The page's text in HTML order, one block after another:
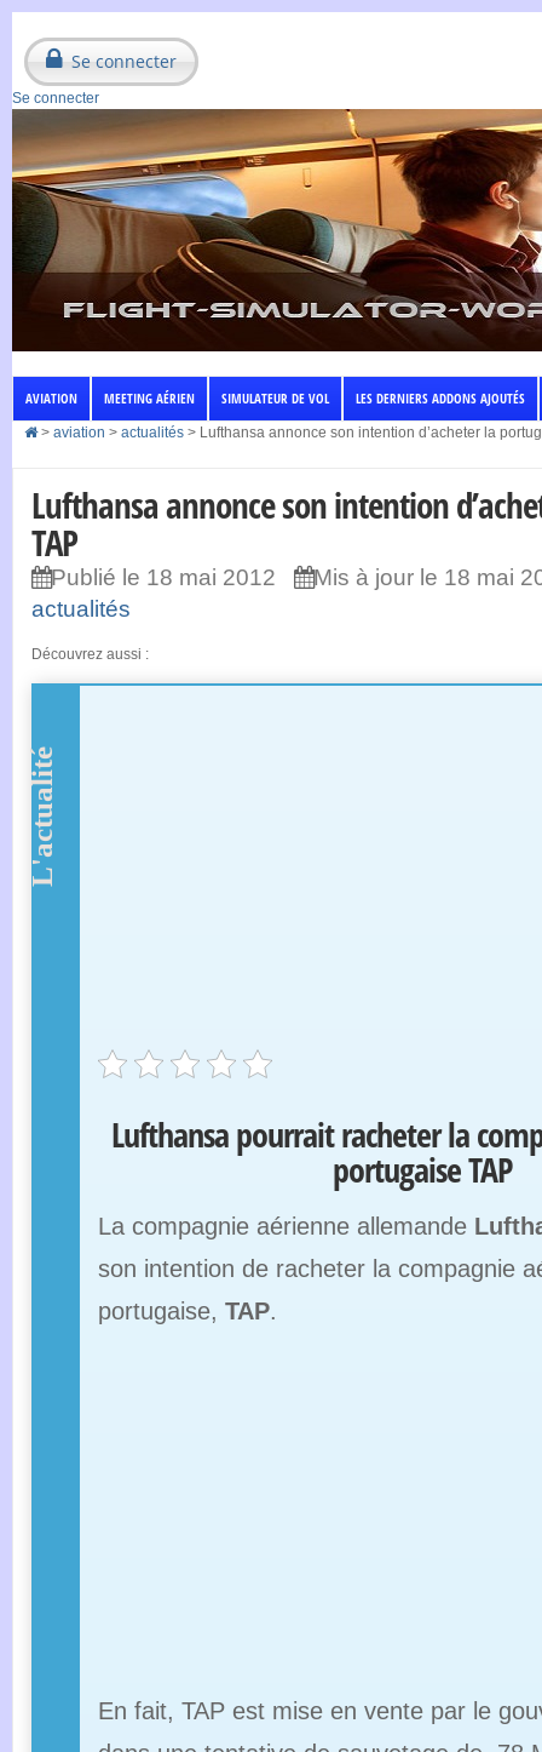
Se connecter
Se connecter
AVIATION MEETING AÉRIEN SIMULATEUR DE VOL LES DERNIERS ADDONS AJOUTÉS
> aviation > actualités > Lufthansa annonce son intention d’acheter la
Lufthansa annonce son intention
TAP
Publié le 18 mai 2012
Mis à jour le 18 mai
actualités
Découvrez aussi :
Lufthansa pourrait racheter la
portugaise TAP
La compagnie aérienne allemande
son intention de racheter la compagnie
portugaise, TAP.
En fait, TAP est mise en vente par le